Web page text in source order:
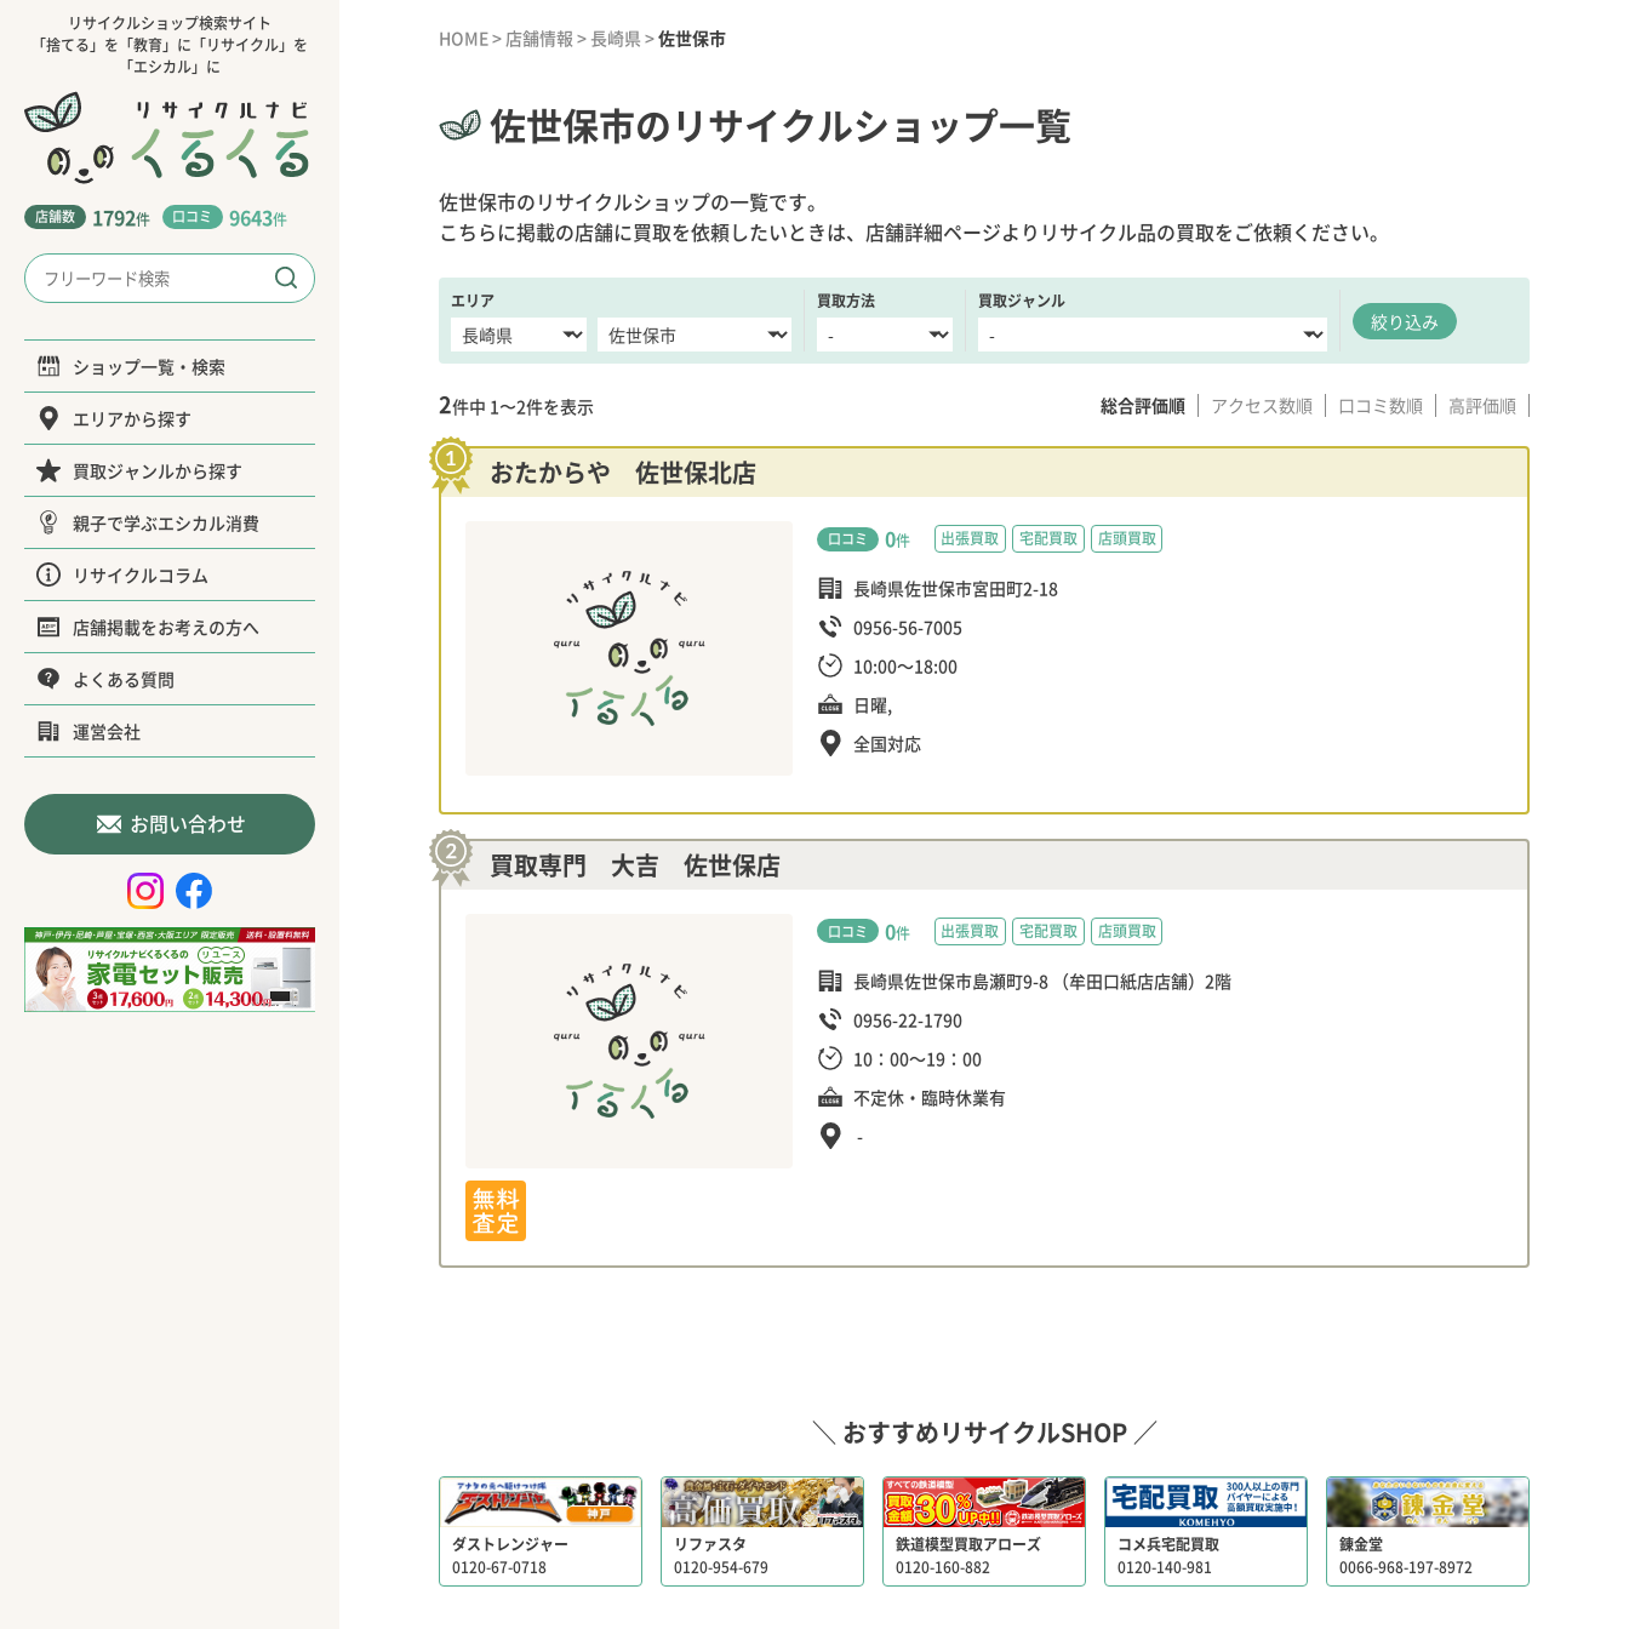
リサイクルショップ検索サイト
「捨てる」を「教育」に「リサイクル」を
「エシカル」に
店舗数 1792件 口コミ 9643件
ショップ一覧・検索
エリアから探す
買取ジャンルから探す
親子で学ぶエシカル消費
リサイクルコラム
店舗掲載をお考えの方へ
よくある質問
運営会社
お問い合わせ
HOME> 店舗情報 > 長崎県 >佐世保市
佐世保市のリサイクルショップ一覧
佐世保市のリサイクルショップの一覧です。
こちらに掲載の店舗に買取を依頼したいときは、店舗詳細ページよりリサイクル品の買取をご依頼ください。
エリア 買取方法 買取ジャンル
絞り込み
2件中 1〜2件を表示 総合評価順 アクセス数順 口コミ数順 高評価順
おたからや 佐世保北店
口コミ 0件 出張買取 宅配買取 店頭買取
長崎県佐世保市宮田町2-18
0956-56-7005
10:00～18:00
日曜,
全国対応
買取専門 大吉 佐世保店
口コミ 0件 出張買取 宅配買取 店頭買取
長崎県佐世保市島瀬町9-8 （牟田口紙店店舗）2階
0956-22-1790
10：00～19：00
不定休・臨時休業有
-
＼ おすすめリサイクルSHOP ／
ダストレンジャー
0120-67-0718
リファスタ
0120-954-679
鉄道模型買取アローズ
0120-160-882
コメ兵宅配買取
0120-140-981
錬金堂
0066-968-197-8972